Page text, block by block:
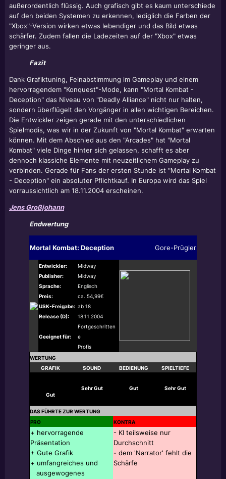
außerordentlich flüssig. Auch grafisch gibt es kaum unterschiede
auf den beiden Systemen zu erkennen, lediglich die Farben der
"Xbox"-Version wirken etwas lebendiger und das Bild etwas
schärfer. Zudem fallen die Ladezeiten auf der "Xbox" etwas
geringer aus.
Fazit
Dank Grafiktuning, Feinabstimmung im Gameplay und einem
hervorragendem "Konquest"-Mode, kann "Mortal Kombat -
Deception" das Niveau von "Deadly Alliance" nicht nur halten,
sondern überflügelt den Vorgänger in allen wichtigen Bereichen.
Die Entwickler zeigen gerade mit den unterschiedlichen
Spielmodis, was wir in der Zukunft von "Mortal Kombat" erwarten
können. Mit dem Abschied aus den "Arcades" hat "Mortal
Kombat" viele Dinge hinter sich gelassen, schafft es aber
dennoch klassiche Elemente mit neuzeitlichem Gameplay zu
verbinden. Gerade für Fans der ersten Stunde ist "Mortal Kombat
- Deception" ein absoluter Pflichtkauf. In Europa wird das Spiel
vorraussichtlich am 18.11.2004 erscheinen.
Jens Großjohann
Endwertung
Mortal Kombat: Deception Gore-Prügler
Entwickler:
Midway
Publisher:
Midway
Sprache:
Englisch
Preis:
ca. 54,99€
USK-Freigabe: ab 18
Release (D):
18.11.2004
Geeignet für:
Fortgeschritten
e
Profis
WERTUNG
GRAFIK
SOUND BEDIENUNG SPIELTIEFE
Gut
Sehr Gut Gut Sehr Gut
DAS FÜHRTE ZUR WERTUNG
PRO
KONTRA
+ hervorragende
Präsentation
+ Gute Grafik
+ umfangreiches und
ausgewogenes
- KI teilsweise nur
Durchschnitt
- dem 'Narrator' fehlt die
Schärfe